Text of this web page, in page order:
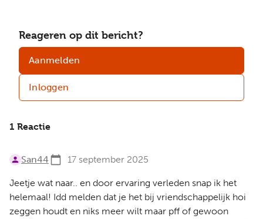
Reageren op dit bericht?
Aanmelden
Inloggen
1 Reactie
San44 17 september 2025
Jeetje wat naar.. en door ervaring verleden snap ik het
helemaal! Idd melden dat je het bij vriendschappelijk hoi
zeggen houdt en niks meer wilt maar pff of gewoon